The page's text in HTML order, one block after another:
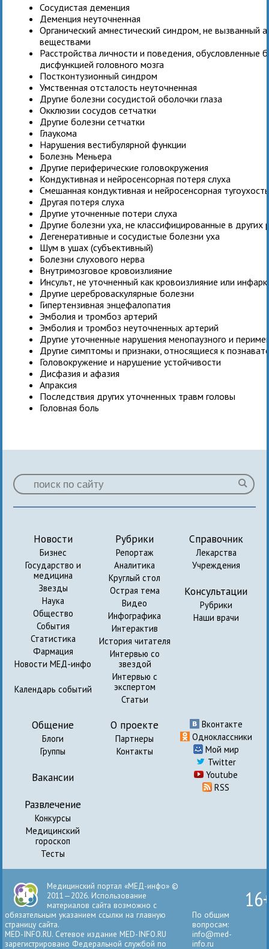
Сосудистая деменция
Деменция неуточненная
Органический амнестический синдром, не вызванный
веществами
Расстройства личности и поведения, обусловленные
дисфункцией головного мозга
Постконтузионный синдром
Умственная отсталость неуточненная
Другие болезни сосудистой оболочки глаза
Окклюзии сосудов сетчатки
Другие болезни сетчатки
Глаукома
Нарушения вестибулярной функции
Болезнь Меньера
Другие периферические головокружения
Кондуктивная и нейросенсорная потеря слуха
Смешанная кондуктивная и нейросенсорная
Другая потеря слуха
Другие уточненные потери слуха
Другие болезни уха, не классифицированные в других
Дегенеративные и сосудистые болезни уха
Шум в ушах (субъективный)
Болезни слухового нерва
Внутримозговое кровоизлияние
Инсульт, не уточненный как кровоизлияние или
Другие цереброваскулярные болезни
Гипертензивная энцефалопатия
Эмболия и тромбоз артерий
Эмболия и тромбоз неуточненных артерий
Другие уточненные нарушения менопаузного и
Другие симптомы и признаки, относящиеся к
Головокружение и нарушение устойчивости
Дисфазия и афазия
Апраксия
Последствия других уточненных травм головы
Головная боль
Новости
Бизнес
Государство и
медицина
Звезды
Наука
Общество
События
Статистика
Фармация
Новости МЕД-инфо
Календарь событий
Рубрики
Репортаж
Аналитика
Круглый стол
Острая тема
Видео
Инфографика
Интерактив
История читателя
Интервью со
звездой
Интервью с
экспертом
Статьи
Справочник
Лекарства
Учреждения
Консультации
Рубрики
Наши врачи
Общение
Блоги
Группы
Вакансии
Развлечение
Конкурсы
Медицинский
гороскоп
Тесты
О проекте
Партнеры
Контакты
Вконтакте
Одноклассники
Мой мир
Twitter
Youtube
RSS
Медицинский портал «МЕД-инфо» ©
2011—2026. Использование
материалов сайта возможно с
обязательным указанием ссылки на главную
страницу сайта.
MED-INFO.RU. Сетевое издание MED-INFO.RU
зарегистрировано Федеральной службой по
По общим
вопросам:
info@med-
info.ru